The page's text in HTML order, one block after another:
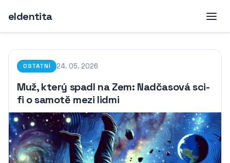
eIdentita
OSTATNÍ 24. 05. 2026
Muž, který spadl na Zem: Nadčasová sci-
fi o samotě mezi lidmi